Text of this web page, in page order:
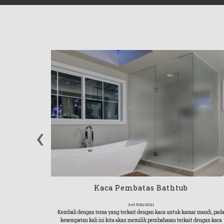
Kaca Pembatas Bathtub
Sel 5/10/2021
Kembali dengan tema yang terkait dengan kaca untuk kamar mandi, pada
kesempatan kali ini kita akan memilih pembahasan terkait dengan kaca
‹